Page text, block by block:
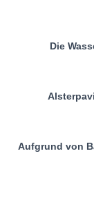
Die
Aufgrund von